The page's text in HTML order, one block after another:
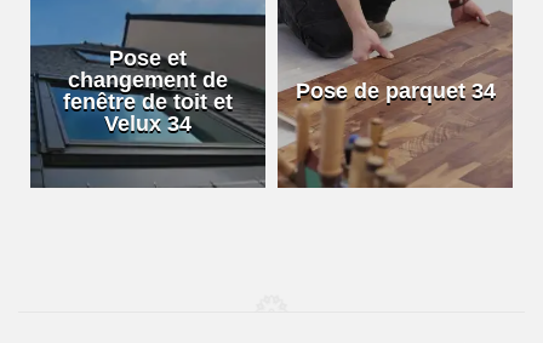
Pose et
changement de
fenêtre de toit et
Velux 34
Pose de parquet 34